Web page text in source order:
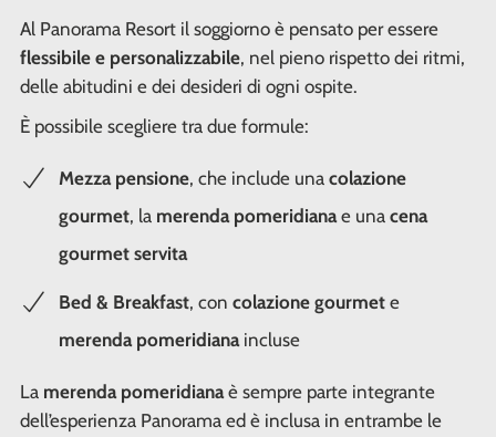
Al Panorama Resort il soggiorno è pensato per essere
flessibile e personalizzabile, nel pieno rispetto dei ritmi,
delle abitudini e dei desideri di ogni ospite.
È possibile scegliere tra due formule:
Mezza pensione, che include unacolazione
gourmet, la merenda pomeridianae una cena
gourmet servita
Bed & Breakfast, concolazione gourmet e
merenda pomeridianaincluse
La merenda pomeridianaè sempre parte integrante
dell’esperienza Panorama ed è inclusa in entrambe le